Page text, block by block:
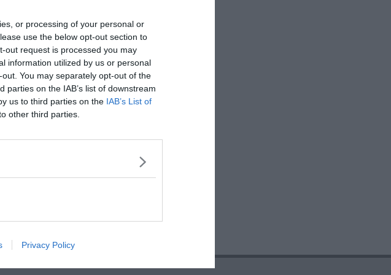
or processing of your personal or
use the below opt-out section to
out request is processed you may
information utilized by us or personal
You may separately opt-out of the
on the IAB’s list of downstream
us to third parties on the IAB’s List of
other third parties.
Privacy Policy
ToscanaMedia.